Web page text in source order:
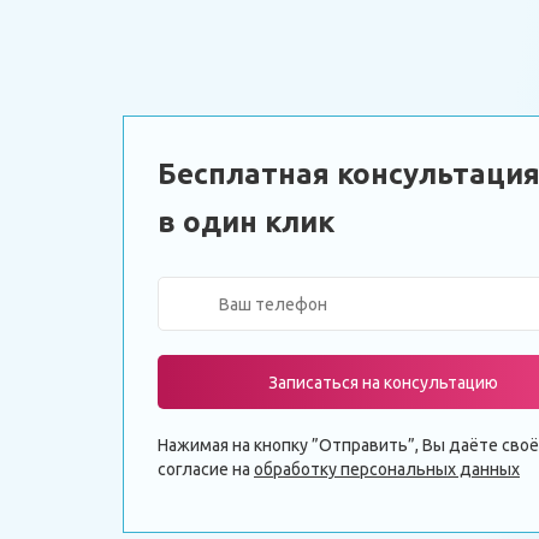
Бесплатная консультация
в один клик
Записаться на консультацию
Нажимая на кнопку ”Отправить”, Вы даёте своё
согласие на обработку персональных данных